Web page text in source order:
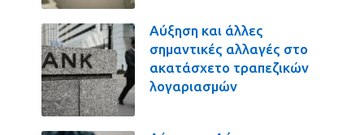
Αύξηση και άλλες
σημαντικές αλλαγές στο
ακατάσχετο τραπεζικών
λογαριασμών